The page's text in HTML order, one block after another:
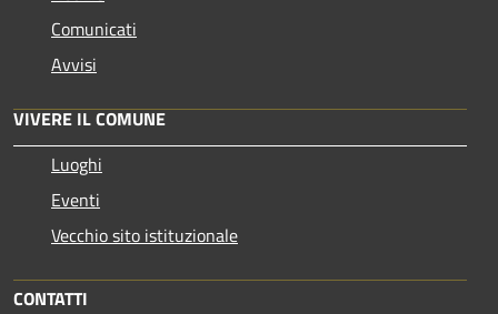
Comunicati
Avvisi
VIVERE IL COMUNE
Luoghi
Eventi
Vecchio sito istituzionale
CONTATTI